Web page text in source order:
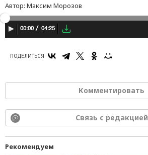
Автор: Максим Морозов
00:00 04:25
ПОДЕЛИТЬСЯ
Комментировать
Связь с редакцией
Рекомендуем